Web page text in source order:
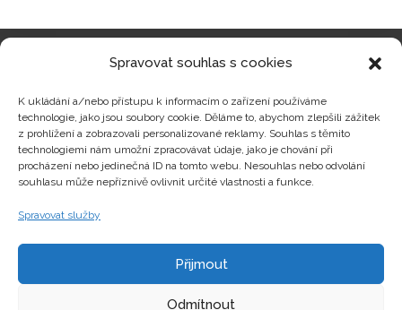
Spravovat souhlas s cookies
K ukládání a/nebo přístupu k informacím o zařízení používáme
technologie, jako jsou soubory cookie. Děláme to, abychom zlepšili zážitek
z prohlížení a zobrazovali personalizované reklamy. Souhlas s těmito
technologiemi nám umožní zpracovávat údaje, jako je chování při
procházení nebo jedinečná ID na tomto webu. Nesouhlas nebo odvolání
souhlasu může nepříznivě ovlivnit určité vlastnosti a funkce.
Spravovat služby
Přijmout
Odmítnout
Zajímavosti
Kontakty